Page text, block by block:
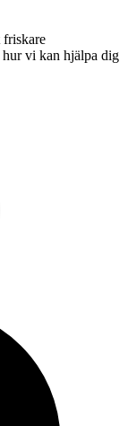
friskare
vi kan hjälpa dig